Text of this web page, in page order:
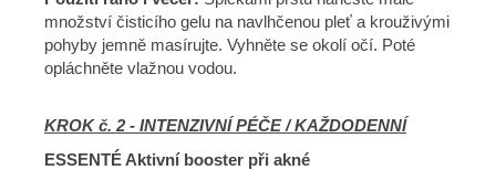
množství čisticího gelu na navlhčenou pleť a krouživými
pohyby jemně masírujte. Vyhněte se okolí očí. Poté
opláchněte vlažnou vodou.
KROK č. 2 - INTENZIVNÍ PÉČE / KAŽDODENNÍ
ESSENTÉ Aktivní booster při akné